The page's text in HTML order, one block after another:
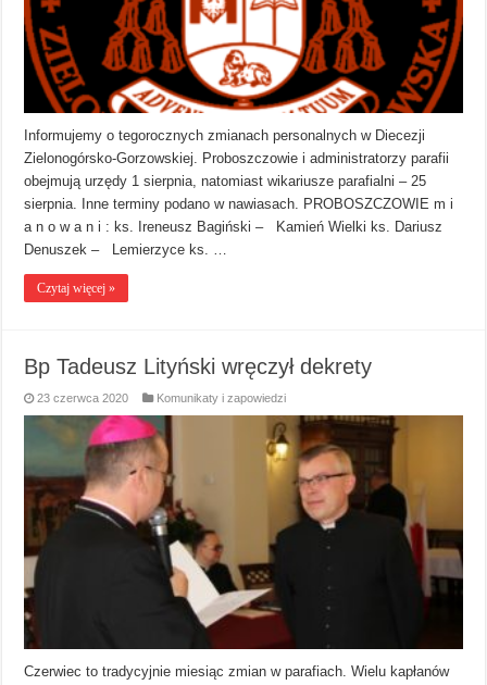
Informujemy o tegorocznych zmianach personalnych w Diecezji
Zielonogórsko-Gorzowskiej. Proboszczowie i administratorzy parafii
obejmują urzędy 1 sierpnia, natomiast wikariusze parafialni – 25
sierpnia. Inne terminy podano w nawiasach. PROBOSZCZOWIE m i
a n o w a n i : ks. Ireneusz Bagiński – Kamień Wielki ks. Dariusz
Denuszek – Lemierzyce ks. …
Czytaj więcej »
Bp Tadeusz Lityński wręczył dekrety
23 czerwca 2020 Komunikaty i zapowiedzi
Czerwiec to tradycyjnie miesiąc zmian w parafiach. Wielu kapłanów